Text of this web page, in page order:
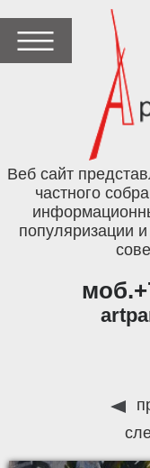
Веб сайт
частного
популяризации и